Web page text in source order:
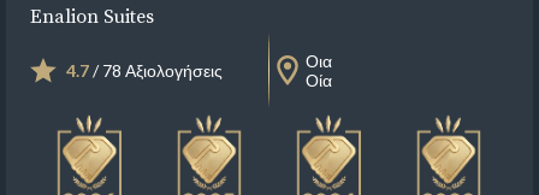
Enalion Suites
4.7/ 78 Αξιολογήσεις
Οια
Οία